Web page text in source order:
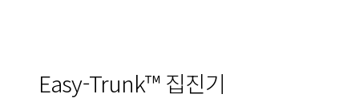
Easy-Trunk™ 집진기